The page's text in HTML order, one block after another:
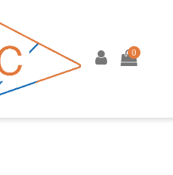
0